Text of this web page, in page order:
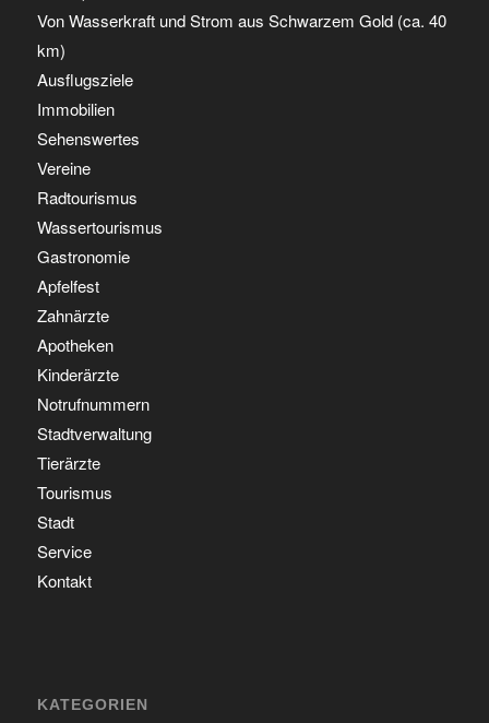
Von Wasserkraft und Strom aus Schwarzem Gold (ca. 40
km)
Ausflugsziele
Immobilien
Sehenswertes
Vereine
Radtourismus
Wassertourismus
Gastronomie
Apfelfest
Zahnärzte
Apotheken
Kinderärzte
Notrufnummern
Stadtverwaltung
Tierärzte
Tourismus
Stadt
Service
Kontakt
KATEGORIEN